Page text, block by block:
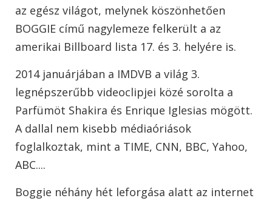
az egész világot, melynek köszönhetően
BOGGIE című nagylemeze felkerült a az
amerikai Billboard lista 17. és 3. helyére is.
2014 januárjában a IMDVB a világ 3.
legnépszerűbb videoclipjei közé sorolta a
Parfümöt Shakira és Enrique Iglesias mögött.
A dallal nem kisebb médiaóriások
foglalkoztak, mint a TIME, CNN, BBC, Yahoo,
ABC....
Boggie néhány hét leforgása alatt az internet